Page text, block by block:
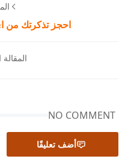
احجز تذكرتك من
NO COMMENT
أضف تعليقًا